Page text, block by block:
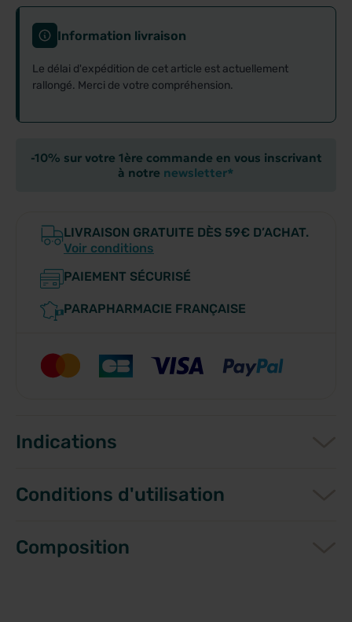
Information livraison
Le délai d'expédition de cet article est actuellement
rallongé. Merci de votre compréhension.
-10% sur votre 1ère commande en vous inscrivant
à notre newsletter*
LIVRAISON GRATUITE DÈS 59€ D’ACHAT.
Voir conditions
PAIEMENT SÉCURISÉ
PARAPHARMACIE FRANÇAISE
Indications
Conditions d'utilisation
Composition